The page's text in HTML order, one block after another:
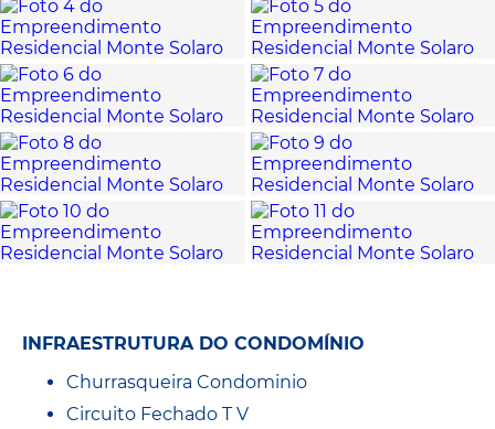
INFRAESTRUTURA DO CONDOMÍNIO
Churrasqueira Condominio
Circuito Fechado T V